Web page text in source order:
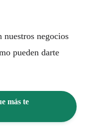
nuestros negocios
pueden darte
más te